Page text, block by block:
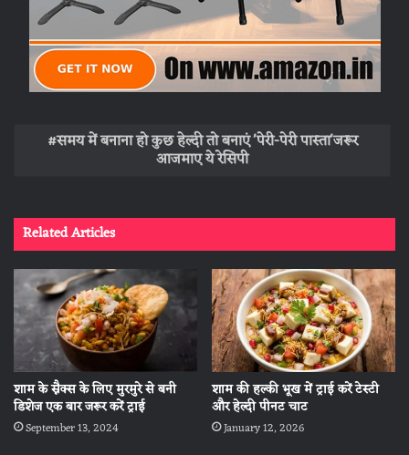
समय में बनाना हो कुछ हेल्दी तो बनाएं 'पेरी-पेरी पास्ता'जरूर
आजमाए ये रेसिपी
Related Articles
शाम के स्नैक्स के लिए मुरमुरे से बनी
डिशेज एक बार जरूर करें ट्राई
September 13, 2024
शाम की हल्की भूख में ट्राई करें टेस्टी
और हेल्दी पीनट चाट
January 12, 2026